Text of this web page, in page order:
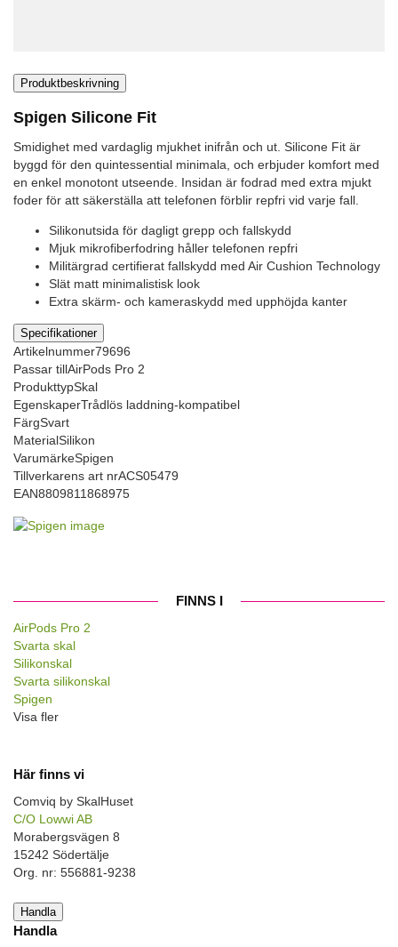
Produktbeskrivning
Spigen Silicone Fit
Smidighet med vardaglig mjukhet inifrån och ut. Silicone Fit är
byggd för den quintessential minimala, och erbjuder komfort med
en enkel monotont utseende. Insidan är fodrad med extra mjukt
foder för att säkerställa att telefonen förblir repfri vid varje fall.
Silikonutsida för dagligt grepp och fallskydd
Mjuk mikrofiberfodring håller telefonen repfri
Militärgrad certifierat fallskydd med Air Cushion Technology
Slät matt minimalistisk look
Extra skärm- och kameraskydd med upphöjda kanter
Specifikationer
Artikelnummer79696
Passar tillAirPods Pro 2
ProdukttypSkal
EgenskaperTrådlös laddning-kompatibel
FärgSvart
MaterialSilikon
VarumärkeSpigen
Tillverkarens art nrACS05479
EAN8809811868975
FINNS I
AirPods Pro 2
Svarta skal
Silikonskal
Svarta silikonskal
Spigen
Visa fler
Här finns vi
Comviq by SkalHuset
C/O Lowwi AB
Morabergsvägen 8
15242 Södertälje
Org. nr: 556881-9238
Handla
Handla